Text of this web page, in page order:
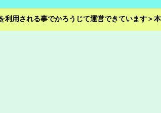
用される事でかろうじて運営できています＞